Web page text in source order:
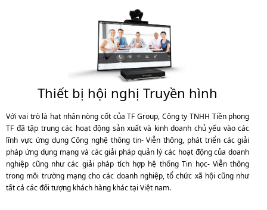
Thiết bị hội nghị Truyền hình
Với vai trò là hạt nhân nòng cốt của TF Group, Công ty TNHH Tiền phong
TF đã tập trung các hoạt động sản xuất và kinh doanh chủ yếu vào các
lĩnh vực ứng dụng Công nghệ thông tin- Viễn thông, phát triển các giải
pháp ứng dụng mạng và các giải pháp quản lý các hoạt động của doanh
nghiệp cũng như các giải pháp tích hợp hệ thống Tin học- Viễn thông
trong môi trường mạng cho các doanh nghiệp, tổ chức xã hội cũng như
tất cả các đối tượng khách hàng khác tại Việt nam.